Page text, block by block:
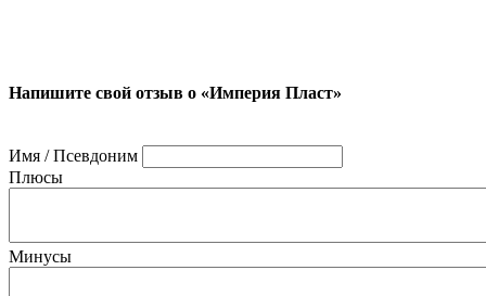
Напишите свой отзыв о «Империя Пласт»
Имя / Псевдоним
Плюсы
Минусы